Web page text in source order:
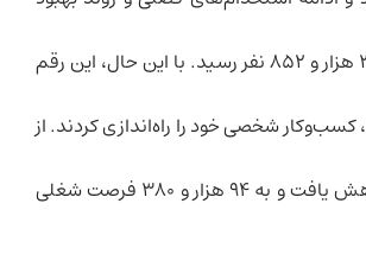
تعداد بیکاران در مقایسه با ماه قبل ۵ هزار و ۶۲۰ نفر کاهش یافت و به ۳۵۸ هزار و ۸۵۲ نفر رسید. با این حال، این رقم
شدند، کسب‌وکار شخصی خود را راه‌اندازی کردند. از
همچنین تعداد فرصت‌های شغلی ثبت‌شده نسبت به ماه قبل ۱۰۳ مورد کاهش یافت و به ۹۴ هزار و ۳۸۰ فرصت شغلی